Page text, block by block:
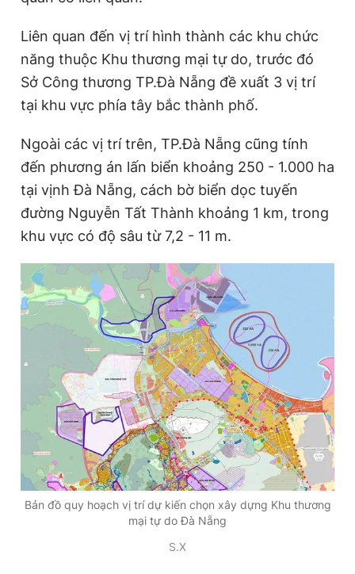
Phó tổng biên tập thường trực: Hải Thành
Phó tổng biên tập: Lâm Hiếu Dũng
Phó tổng biên tập: Trần Việt Hưng
Tổng thư ký tòa soạn: Đức Trung
Giấy phép xuất bản số 110/GP - BTTTT cấp ngày 24.3.2020
© 2003-2026 Bản quyền thuộc về Báo Thanh Niên. Cấm sao
chép dưới mọi hình thức nếu không có sự chấp thuận bằng văn
bản. Phát triển bởi ePi Technologies, JSC.
Liên quan đến vị trí hình thành các khu chức
năng thuộc Khu thương mại tự do, trước đó
Sở Công thương TP.Đà Nẵng đề xuất 3 vị trí
tại khu vực phía tây bắc thành phố.
Ngoài các vị trí trên, TP.Đà Nẵng cũng tính
đến phương án lấn biển khoảng 250 - 1.000 ha
tại vịnh Đà Nẵng, cách bờ biển dọc tuyến
đường Nguyễn Tất Thành khoảng 1 km, trong
khu vực có độ sâu từ 7,2 - 11 m.
Bản đồ quy hoạch vị trí dự kiến chọn xây dựng Khu thương
mại tự do Đà Nẵng
S.X